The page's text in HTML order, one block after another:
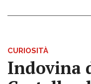
CURIOSITÀ
Indovina